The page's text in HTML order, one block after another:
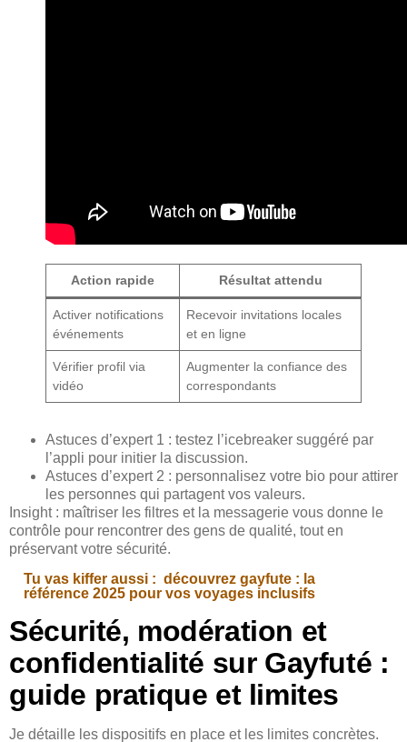
Action rapide Résultat attendu
Activer notifications
événements
Recevoir invitations locales
et en ligne
Vérifier profil via
vidéo
Augmenter la confiance des
correspondants
Astuces d’expert 1 : testez l’icebreaker suggéré par
l’appli pour initier la discussion.
Astuces d’expert 2 : personnalisez votre bio pour attirer
les personnes qui partagent vos valeurs.
Insight : maîtriser les filtres et la messagerie vous donne le
contrôle pour rencontrer des gens de qualité, tout en
préservant votre sécurité.
Tu vas kiffer aussi : découvrez gayfute : la
référence 2025 pour vos voyages inclusifs
Sécurité, modération et
confidentialité sur Gayfuté :
guide pratique et limites
Je détaille les dispositifs en place et les limites concrètes.